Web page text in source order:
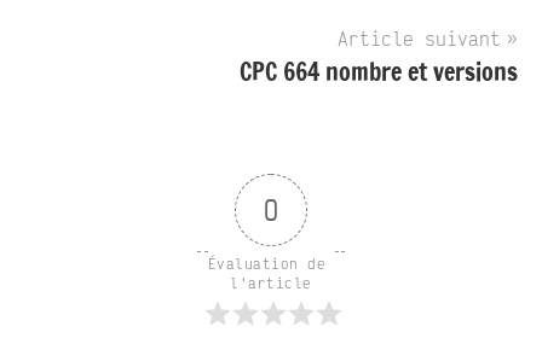
Article suivant
CPC 664 nombre et versions
0
Évaluation de
l'article